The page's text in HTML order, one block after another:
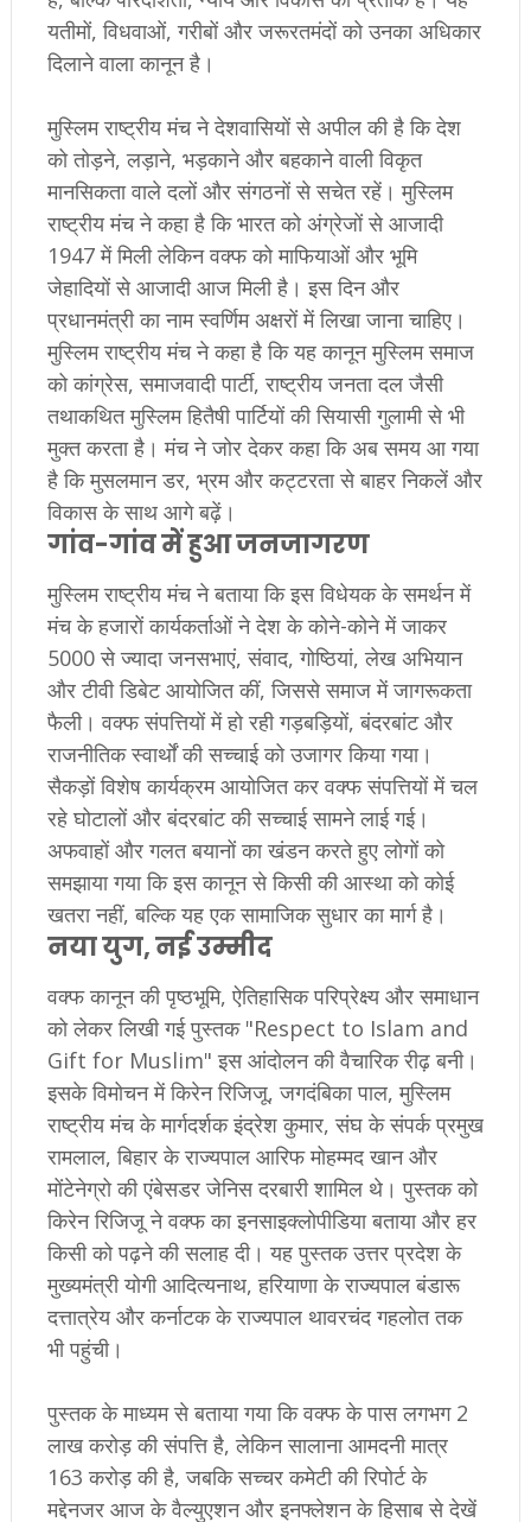
यतीमों, विधवाओं, गरीबों और जरूरतमंदों को उनका अधिकार
दिलाने वाला कानून है।
मुस्लिम राष्ट्रीय मंच ने देशवासियों से अपील की है कि देश
को तोड़ने, लड़ाने, भड़काने और बहकाने वाली विकृत
मानसिकता वाले दलों और संगठनों से सचेत रहें। मुस्लिम
राष्ट्रीय मंच ने कहा है कि भारत को अंग्रेजों से आजादी
1947 में मिली लेकिन वक्फ को माफियाओं और भूमि
जेहादियों से आजादी आज मिली है। इस दिन और
प्रधानमंत्री का नाम स्वर्णिम अक्षरों में लिखा जाना चाहिए।
मुस्लिम राष्ट्रीय मंच ने कहा है कि यह कानून मुस्लिम समाज
को कांग्रेस, समाजवादी पार्टी, राष्ट्रीय जनता दल जैसी
तथाकथित मुस्लिम हितैषी पार्टियों की सियासी गुलामी से भी
मुक्त करता है। मंच ने जोर देकर कहा कि अब समय आ गया
है कि मुसलमान डर, भ्रम और कट्टरता से बाहर निकलें और
विकास के साथ आगे बढ़ें।
गांव-गांव में हुआ जनजागरण
मुस्लिम राष्ट्रीय मंच ने बताया कि इस विधेयक के समर्थन में
मंच के हजारों कार्यकर्ताओं ने देश के कोने-कोने में जाकर
5000 से ज्यादा जनसभाएं, संवाद, गोष्ठियां, लेख अभियान
और टीवी डिबेट आयोजित कीं, जिससे समाज में जागरूकता
फैली। वक्फ संपत्तियों में हो रही गड़बड़ियों, बंदरबांट और
राजनीतिक स्वार्थों की सच्चाई को उजागर किया गया।
सैकड़ों विशेष कार्यक्रम आयोजित कर वक्फ संपत्तियों में चल
रहे घोटालों और बंदरबांट की सच्चाई सामने लाई गई।
अफवाहों और गलत बयानों का खंडन करते हुए लोगों को
समझाया गया कि इस कानून से किसी की आस्था को कोई
खतरा नहीं, बल्कि यह एक सामाजिक सुधार का मार्ग है।
नया युग, नई उम्मीद
वक्फ कानून की पृष्ठभूमि, ऐतिहासिक परिप्रेक्ष्य और समाधान
को लेकर लिखी गई पुस्तक "Respect to Islam and
Gift for Muslim" इस आंदोलन की वैचारिक रीढ़ बनी।
इसके विमोचन में किरेन रिजिजू, जगदंबिका पाल, मुस्लिम
राष्ट्रीय मंच के मार्गदर्शक इंद्रेश कुमार, संघ के संपर्क प्रमुख
रामलाल, बिहार के राज्यपाल आरिफ मोहम्मद खान और
मोंटेनेग्रो की एंबेसडर जेनिस दरबारी शामिल थे। पुस्तक को
किरेन रिजिजू ने वक्फ का इनसाइक्लोपीडिया बताया और हर
किसी को पढ़ने की सलाह दी। यह पुस्तक उत्तर प्रदेश के
मुख्यमंत्री योगी आदित्यनाथ, हरियाणा के राज्यपाल बंडारू
दत्तात्रेय और कर्नाटक के राज्यपाल थावरचंद गहलोत तक
भी पहुंची।
पुस्तक के माध्यम से बताया गया कि वक्फ के पास लगभग 2
लाख करोड़ की संपत्ति है, लेकिन सालाना आमदनी मात्र
163 करोड़ की है, जबकि सच्चर कमेटी की रिपोर्ट के
मद्देनजर आज के वैल्युएशन और इनफ्लेशन के हिसाब से देखें